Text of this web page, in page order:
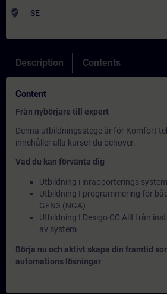
where_to_vote SE
Description Contents
Content
Från nybörjare till expert
Denna utbildningsstege är för Komfort
innehåller alla kurser du behöver.
Vad du kan förvänta dig
Utbildning i inrapporterings
Utbildning I programmering för
GEN3 (NGA)
Utbildning I Desigo CC Allt från
av system
Börja nu och aktivt skapa din framtid
automations lösningar